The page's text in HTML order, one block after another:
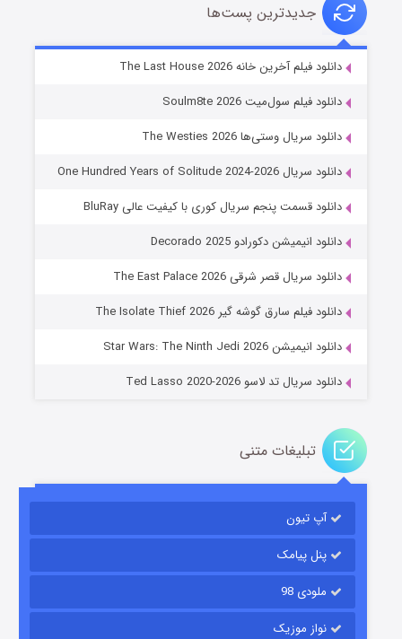
خاندان اژدها فصل ۳
جادوگری در مغولستان
قسمت۱۴ (زیرنویس) منتشر شد
جدیدترین پست‌ها
دانلود فیلم آخرین خانه The Last House 2026
دانلود فیلم سول‌میت Soulm8te 2026
دانلود سریال وستی‌ها The Westies 2026
دانلود سریال One Hundred Years of Solitude 2024-2026
دانلود قسمت پنجم سریال کوری با کیفیت عالی BluRay
دانلود انیمیشن دکورادو Decorado 2025
دانلود سریال قصر شرقی The East Palace 2026
دانلود فیلم سارق گوشه گیر The Isolate Thief 2026
دانلود انیمیشن Star Wars: The Ninth Jedi 2026
دانلود سریال تد لاسو Ted Lasso 2020-2026
تبلیغات متنی
آپ تیون
پنل پیامک
ملودی 98
نواز موزیک